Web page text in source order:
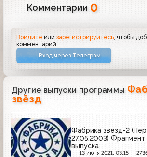
Комментарии 0
Войдите илизарегистрируйтесь , чтобы
комментарий
Вход через Телеграм
Другие выпуски программы
звёзд
Фабрика звёзд-2
27.05.2003) Фрагмент
выпуска
13 июня 2021, 03:15